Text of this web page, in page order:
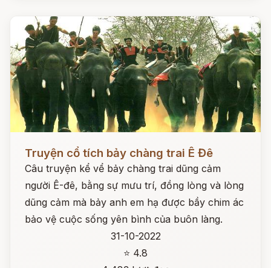
Truyện cổ tích bảy chàng trai Ê Đê
Câu truyện kể vể bảy chàng trai dũng cảm
người Ê-đê, bằng sự mưu trí, đồng lòng và lòng
dũng cảm mà bảy anh em hạ được bầy chim ác
bảo vệ cuộc sống yên bình của buôn làng.
31-10-2022
⭐ 4.8